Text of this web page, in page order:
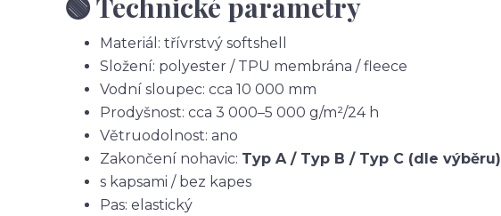
🟢 Technické parametry
Materiál: třívrstvý softshell
Složení: polyester / TPU membrána / fleece
Vodní sloupec: cca 10 000 mm
Prodyšnost: cca 3 000–5 000 g/m²/24 h
Větruodolnost: ano
Zakončení nohavic: Typ A / Typ B / Typ C (dle výběru)
s kapsami / bez kapes
Pas: elastický